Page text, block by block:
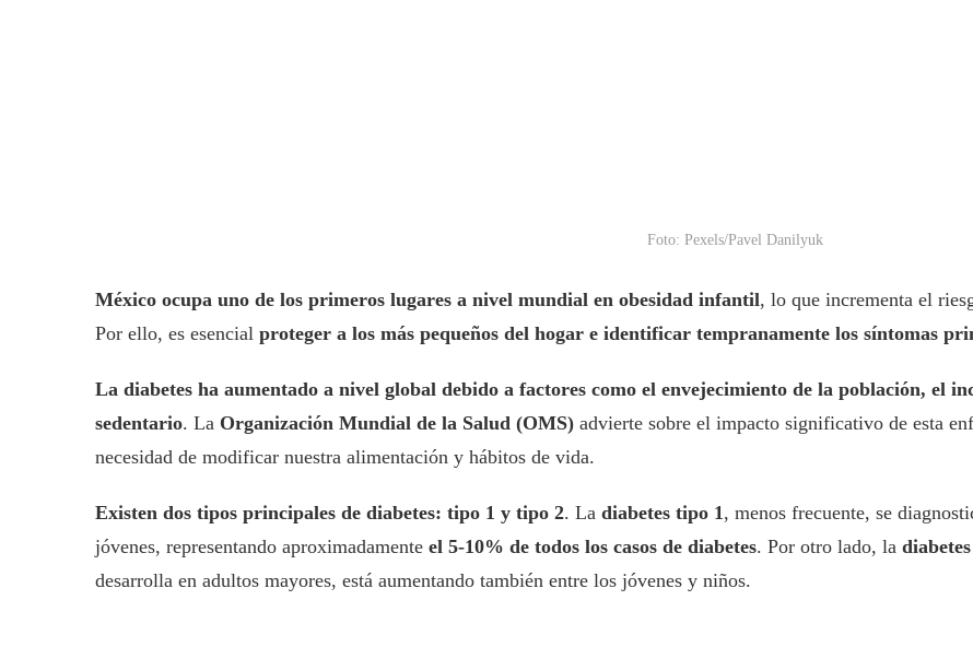
Foto: Pexels/Pavel Danilyuk
México ocupa uno de los primeros lugares a nivel mundial en obesidad infantil, lo que incrementa el
Por ello, es esencial proteger a los más pequeños del hogar e identificar tempranamente los síntomas
La diabetes ha aumentado a nivel global debido a factores como el envejecimiento de la población, el
sedentario. La Organización Mundial de la Salud (OMS) advierte sobre el impacto significativo de esta
necesidad de modificar nuestra alimentación y hábitos de vida.
Existen dos tipos principales de diabetes: tipo 1 y tipo 2. La diabetes tipo 1 , menos frecuente, se
jóvenes, representando aproximadamente el 5-10% de todos los casos de diabetes. Por otro lado, la
desarrolla en adultos mayores, está aumentando también entre los jóvenes y niños.